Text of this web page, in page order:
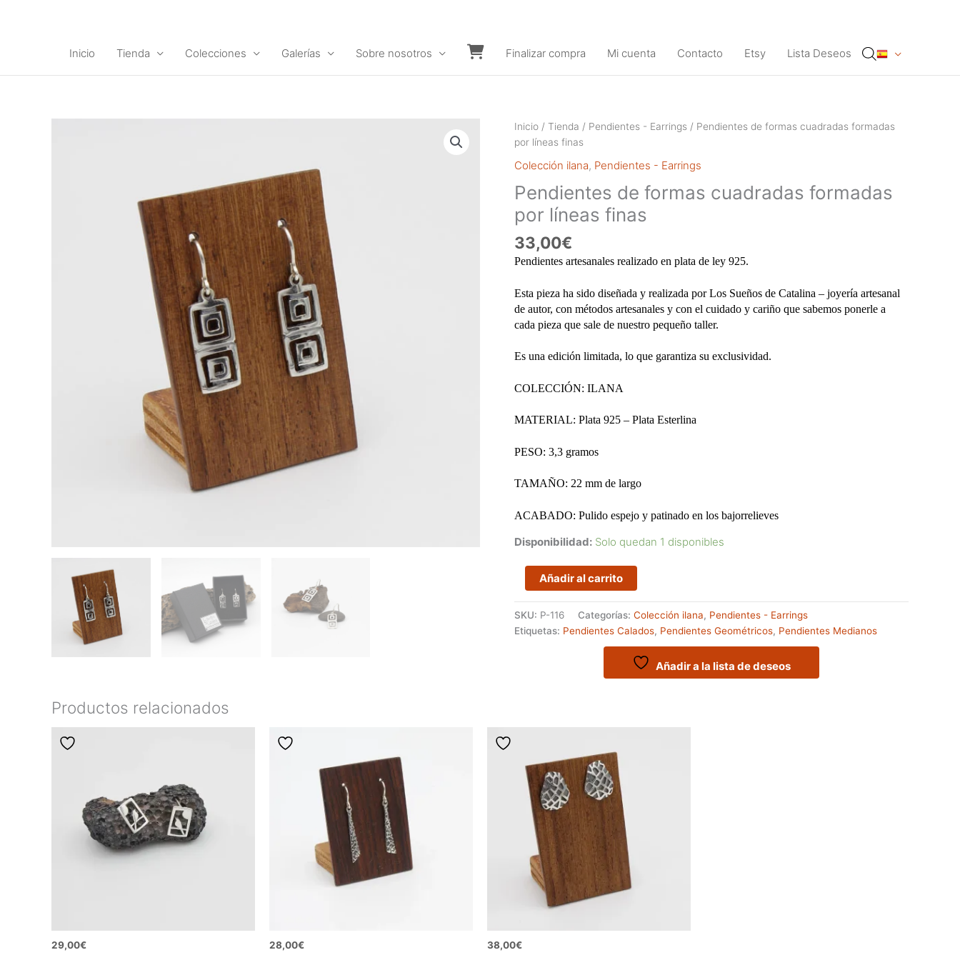
Inicio
Tienda Colecciones Galerías
Sobre nosotros
Carrito
Finalizar compra Mi cuenta Contacto Etsy Lista Deseos
Inicio / Tienda / Pendientes - Earrings / Pendientes de formas cuadradas formadas
por líneas finas
Colección ilana, Pendientes - Earrings
Pendientes de formas cuadradas formadas
por líneas finas
33,00€
Pendientes artesanales realizado en plata de ley 925.
Esta pieza ha sido diseñada y realizada por Los Sueños de Catalina – joyería artesanal
de autor, con métodos artesanales y con el cuidado y cariño que sabemos ponerle a
cada pieza que sale de nuestro pequeño taller.
Es una edición limitada, lo que garantiza su exclusividad.
COLECCIÓN: ILANA
MATERIAL: Plata 925 – Plata Esterlina
PESO: 3,3 gramos
TAMAÑO: 22 mm de largo
ACABADO: Pulido espejo y patinado en los bajorrelieves
Disponibilidad: Solo quedan 1 disponibles
Pendientes
de
formas
cuadradas
formadas
Añadir al carrito
SKU: P-116 Categorías: Colección ilana, Pendientes - Earrings
Etiquetas: Pendientes Calados, Pendientes Geométricos, Pendientes Medianos
Añadir a la lista de deseos
Productos relacionados
29,00€ 28,00€ 38,00€